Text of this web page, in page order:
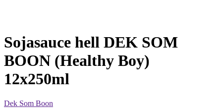
Sojasauce hell DEK SOM
BOON (Healthy Boy)
12x250ml
Dek Som Boon